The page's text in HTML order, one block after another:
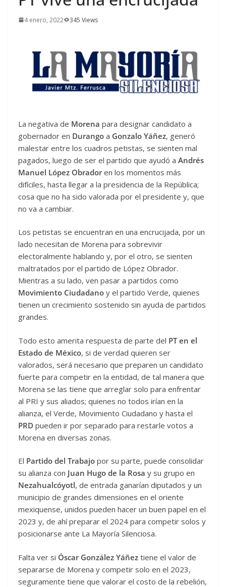
4 enero, 2022 345 Views
La negativa de Morena para designar candidato a
gobernador en Durango a Gonzalo Yáñez, generó
malestar entre los cuadros petistas, se sienten mal
pagados, luego de ser el partido que ayudó a Andrés
Manuel López Obradoren los momentos más
difíciles, hasta llegar a la presidencia de la República;
cosa que no ha sido valorada por el presidente y, que
no va a cambiar.
Los petistas se encuentran en una encrucijada, por un
lado necesitan de Morena para sobrevivir
electoralmente hablando y, por el otro, se sienten
maltratados por el partido de López Obrador.
Mientras a su lado, ven pasar a partidos como
Movimiento Ciudadano y el partido Verde, quienes
tienen un crecimiento sostenido sin ayuda de partidos
grandes.
Todo esto amerita respuesta de parte del PT en el
Estado de México, si de verdad quieren ser
valorados, será necesario que preparen un candidato
fuerte para competir en la entidad, de tal manera que
Morena se las tiene que arreglar solo para enfrentar
al PRI y sus aliados; quienes no todos irían en la
alianza, el Verde, Movimiento Ciudadano y hasta el
PRD pueden ir por separado para restarle votos a
Morena en diversas zonas.
El Partido del Trabajo por su parte, puede consolidar
su alianza con Juan Hugo de la Rosa y su grupo en
Nezahualcóyotl, de entrada ganarían diputados y un
municipio de grandes dimensiones en el oriente
mexiquense, unidos pueden hacer un buen papel en el
2023 y, de ahí preparar el 2024 para competir solos y
posicionarse ante La Mayoría Silenciosa.
Falta ver si Óscar González Yáñez tiene el valor de
separarse de Morena y competir solo en el 2023,
seguramente tiene que valorar el costo de la rebelión,